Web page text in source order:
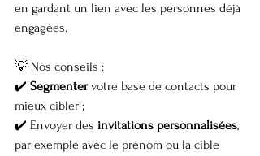
en gardant un lien avec les personnes déjà
engagées.
💡 Nos conseils :
✔️ Segmenter votre base de contacts pour
mieux cibler ;
✔️ Envoyer des invitations personnalisées,
par exemple avec le prénom ou la cible